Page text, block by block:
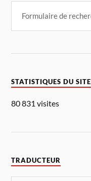
STATISTIQUES DU SITE
80 831 visites
TRADUCTEUR